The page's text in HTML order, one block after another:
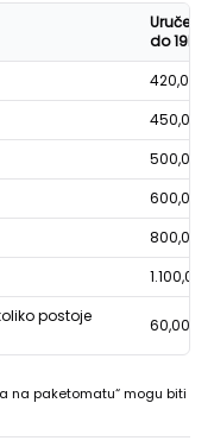
Uručenje
do 19h
420,00
450,00
500,00
600,00
800,00
1.100,00
postoje
60,00
na paketomatu“ mogu biti